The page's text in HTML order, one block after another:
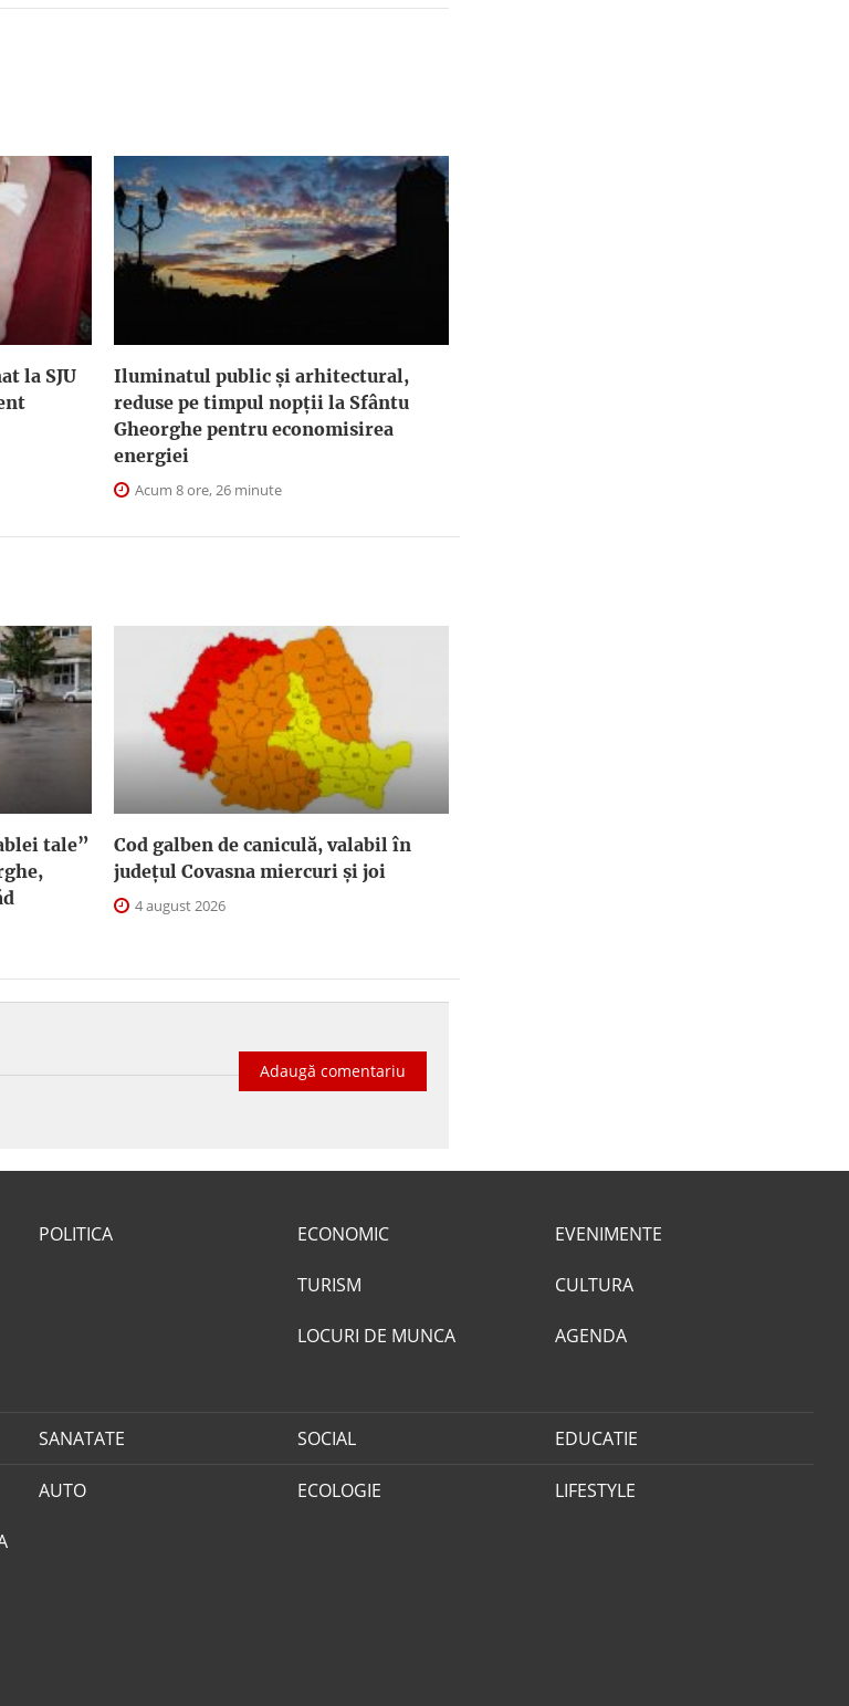
la SJU
Iluminatul public şi arhitectural,
reduse pe timpul nopţii la Sfântu
Gheorghe pentru economisirea
energiei
Acum 8 ore, 26 minute
tale”
Cod galben de caniculă, valabil în
judeţul Covasna miercuri și joi
4 august 2026
Adaugă comentariu
POLITICA ECONOMIC
TURISM
LOCURI DE MUNCA
EVENIMENTE
CULTURA
AGENDA
SANATATE SOCIAL EDUCATIE
AUTO ECOLOGIE LIFESTYLE